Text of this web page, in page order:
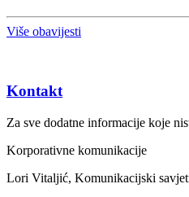
Više obavijesti
Kontakt
Za sve dodatne informacije koje
Korporativne komunikacije
Lori Vitaljić, Komunikacijski